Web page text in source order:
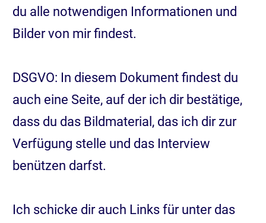
du alle notwendigen Informationen und
Bilder von mir findest.
DSGVO: In diesem Dokument findest du
auch eine Seite, auf der ich dir bestätige,
dass du das Bildmaterial, das ich dir zur
Verfügung stelle und das Interview
benützen darfst.
Ich schicke dir auch Links für unter das